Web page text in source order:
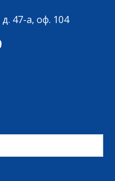
д. 47-а, оф. 104